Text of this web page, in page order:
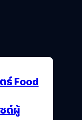
ร์ Food
ต์ผู้